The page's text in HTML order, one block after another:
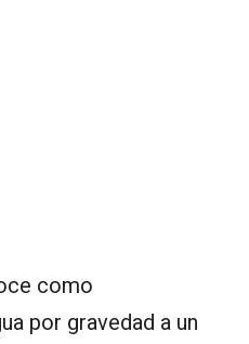
como
por gravedad a un